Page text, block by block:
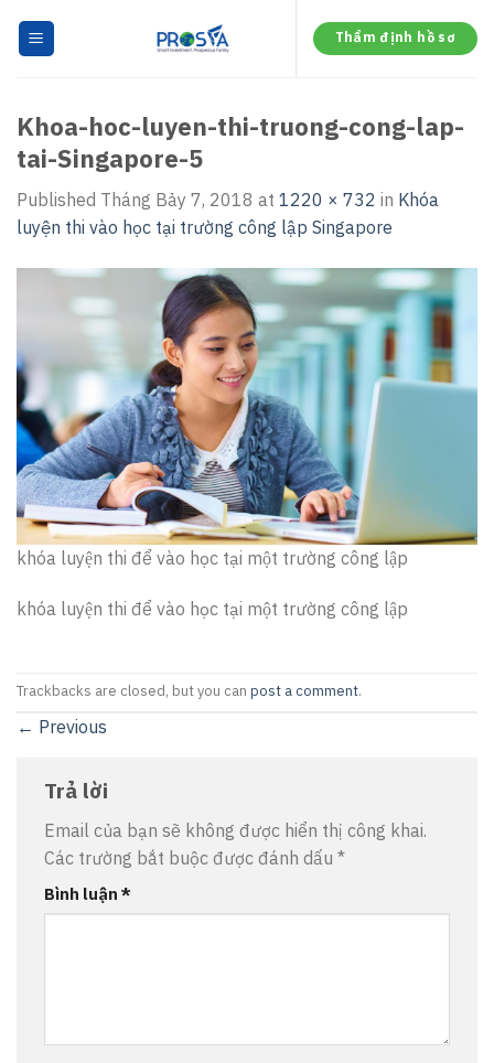
Thẩm định hồ sơ
Khoa-hoc-luyen-thi-truong-cong-lap-
tai-Singapore-5
Published Tháng Bảy 7, 2018 at 1220 × 732 in Khóa
luyện thi vào học tại trường công lập Singapore
khóa luyện thi để vào học tại một trường công lập
khóa luyện thi để vào học tại một trường công lập
Trackbacks are closed, but you can post a comment.
← Previous
Trả lời
Email của bạn sẽ không được hiển thị công khai.
Các trường bắt buộc được đánh dấu *
Bình luận *